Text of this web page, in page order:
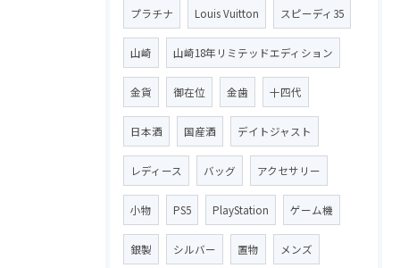
プラチナ Louis Vuitton スピーディ35
山崎 山崎18年リミテッドエディション
金貨 御在位 金歯 十四代
日本酒 国産酒 デイトジャスト
レディース バッグ アクセサリー
小物 PS5 PlayStation ゲーム機
銀製 シルバー 置物 メンズ